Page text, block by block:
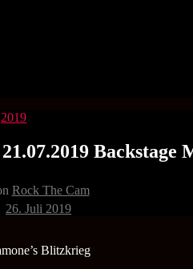
Kategorien
2019
Backstage
Rock The Cam
26. Juli 2019